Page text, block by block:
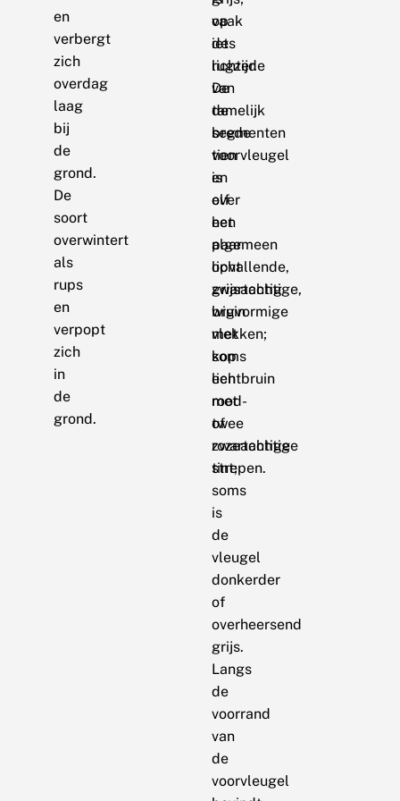
en
verbergt
zich
overdag
laag
bij
de
grond.
De
soort
overwintert
als
rups
en
verpopt
zich
in
de
grond.
vaak
iets
lichter.
De
tamelijk
brede
voorvleugel
is
over
het
algemeen
licht
grijsachtig
bruin
met
soms
een
rood-
of
rozeachtige
tint;
soms
is
de
vleugel
donkerder
of
overheersend
grijs.
Langs
de
voorrand
van
de
voorvleugel
op
de
rugzijde
van
de
segmenten
tien
en
elf
een
paar
opvallende,
zwartachtige,
wigvormige
vlekken;
kop
lichtbruin
met
twee
zwartachtige
strepen.